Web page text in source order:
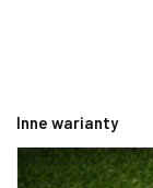
Inne warianty